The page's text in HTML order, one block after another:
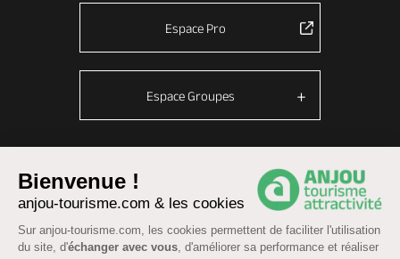
Bienvenue !
anjou-tourisme.com & les cookies
Sur anjou-tourisme.com, les cookies permettent de faciliter l'utilisation
du site, d'échanger avec vous, d'améliorer sa performance et réaliser
Espace Pro
Espace Groupes
© Anjou tourisme 2026 - Fonctionnement du site
Mentions légales-Données personnelles-Cookies
CGU Réservation-Accessibilité : partiellement conforme